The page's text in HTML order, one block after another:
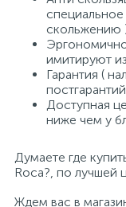
скольжению
имитируют
Гарантия (
Доступная
ниже чем у
Думаете где
Roca?, по лучшей
Ждем вас в